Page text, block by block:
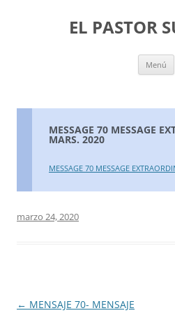
EL PASTOR
Menú
MESSAGE 70 MESSAGE
MARS. 2020
MESSAGE 70 MESSAGE
marzo 24, 2020
Navegación
← MENSAJE 70- MENSAJE